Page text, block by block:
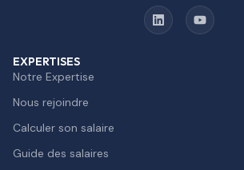
EXPERTISES
Notre Expertise
Nous rejoindre
Calculer son salaire
Guide des salaires